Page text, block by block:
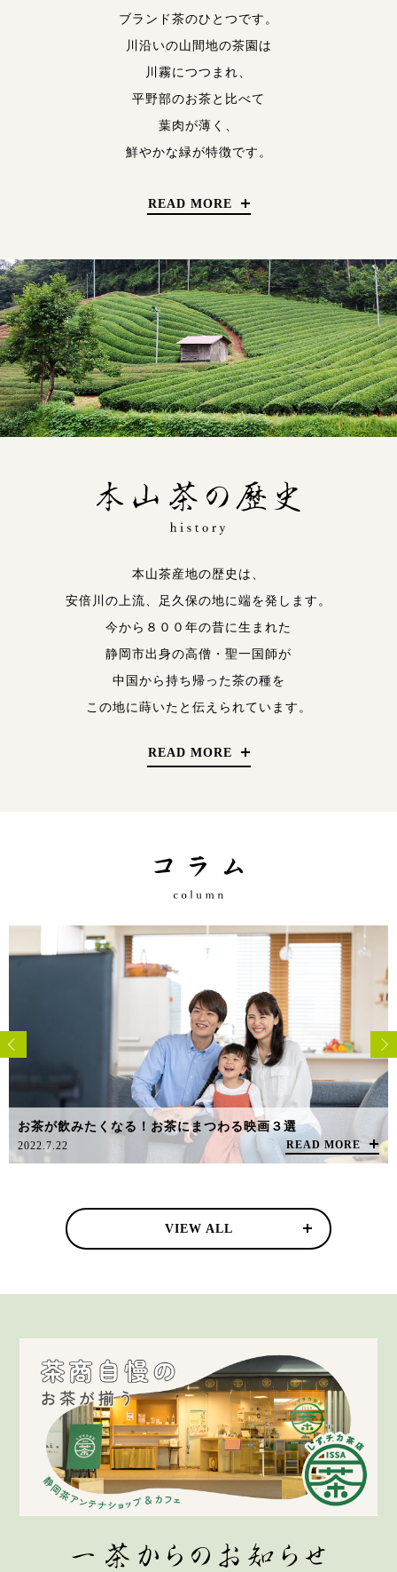
ブランド茶のひとつです。
川沿いの山間地の茶園は
川霧につつまれ、
平野部のお茶と比べて
葉肉が薄く、
鮮やかな緑が特徴です。
READ MORE
本山茶産地の歴史は、
安倍川の上流、足久保の地に端を発します。
今から８００年の昔に生まれた
静岡市出身の高僧・聖一国師が
中国から持ち帰った茶の種を
この地に蒔いたと伝えられています。
READ MORE
お茶が飲みたくなる！お茶にまつわる映画３選
2022.7.22 READ MORE
VIEW ALL